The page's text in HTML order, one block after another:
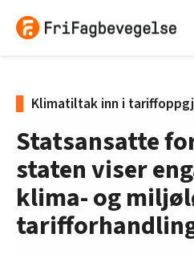
Klimatiltak inn i
Statsansatte
staten viser
klima- og